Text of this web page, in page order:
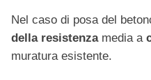
Nel caso di posa del
della resistenzamedia a
muratura esistente.